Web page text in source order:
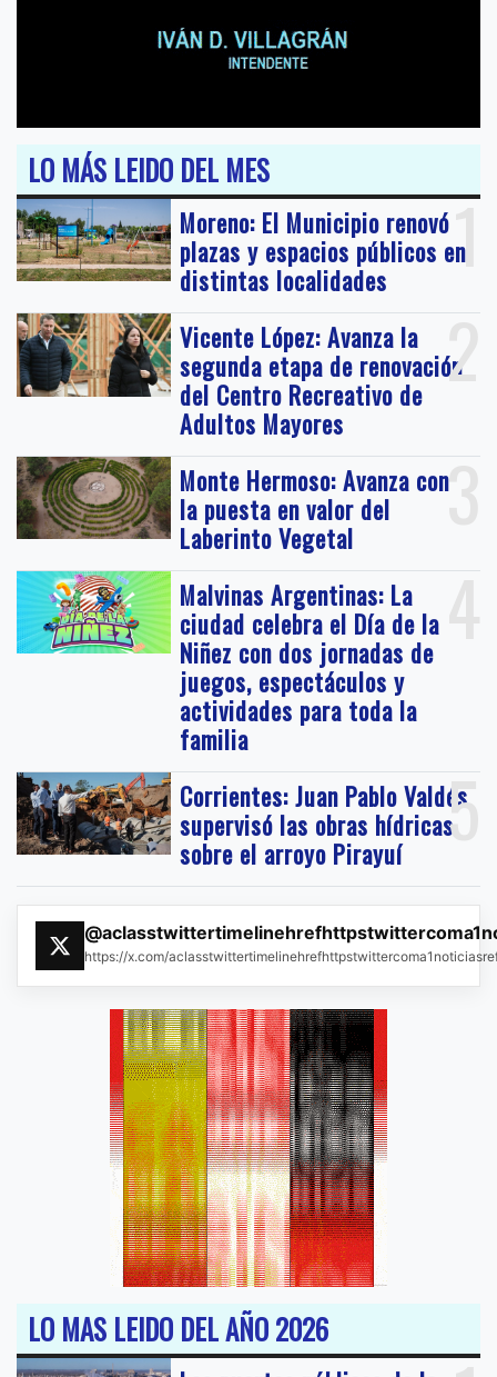
LO MÁS LEIDO DEL MES
1
Moreno: El Municipio renovó
plazas y espacios públicos en
distintas localidades
2
Vicente López: Avanza la
segunda etapa de renovación
del Centro Recreativo de
Adultos Mayores
3
Monte Hermoso: Avanza con
la puesta en valor del
Laberinto Vegetal
4
Malvinas Argentinas: La
ciudad celebra el Día de la
Niñez con dos jornadas de
juegos, espectáculos y
actividades para toda la
familia
5
Corrientes: Juan Pablo Valdés
supervisó las obras hídricas
sobre el arroyo Pirayuí
https://x.com/
LO MAS LEIDO DEL AÑO 2026